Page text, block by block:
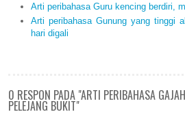
Arti peribahasa Guru kencing berdiri,
Arti peribahasa Gunung yang tinggi
hari digali
0 RESPON PADA "ARTI PERIBAHASA
PELEJANG BUKIT"